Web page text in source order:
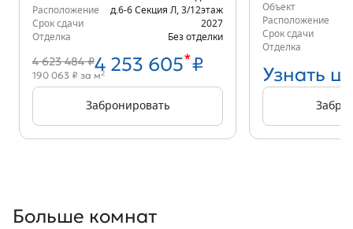
Расположение
д.6-6 Секция Л 3/12этаж
Срок сдачи
2027
Отделка
Без отделки
4 623 484 ₽4 253 605*₽
190 063 ₽ за м2
Забронировать
Объект
Расположение
Срок сдачи
Отделка
Узнать
Больше комнат